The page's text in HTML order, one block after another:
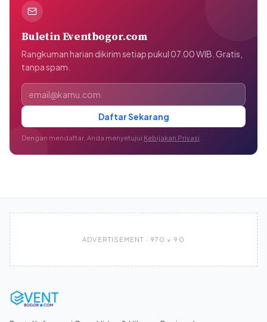
Buletin Eventbogor.com
Rangkuman harian dikirim setiap pukul 07.00 WIB. Gratis,
tanpa spam.
Alamat email
Daftar Sekarang
Dengan mendaftar, Anda menyetujui Kebijakan Privasi
ADVERTISEMENT · 970 × 90